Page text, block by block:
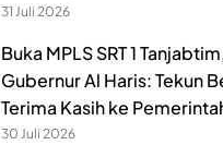
31 Juli 2026
Buka MPLS SRT 1
Gubernur Al Haris: Tekun
Terima Kasih ke
30 Juli 2026